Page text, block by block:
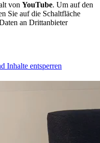
von YouTube. Um auf den
Sie auf die Schaltfläche
an Drittanbieter
Inhalte entsperren